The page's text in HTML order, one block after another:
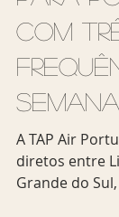
TAP
para
com